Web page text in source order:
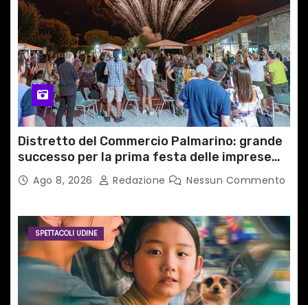
Distretto del Commercio Palmarino: grande
successo per la prima festa delle imprese
del territorio
Ago 8, 2026 Redazione Nessun Commento
SPETTACOLI UDINE